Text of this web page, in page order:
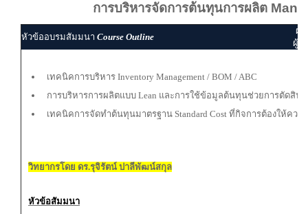
การบริหารจัดการต้นทุนการผลิต
หัวข้ออบรมสัมมนา Course Outline
ผู้
ผู้ส
เทคนิคการบริหาร Inventory Management / BOM / ABC
การบริหารการผลิตแบบ Lean และการใช้ข้อมูลต้นทุนช่วยการตัดสินใ
เทคนิคการจัดทำต้นทุนมาตรฐาน Standard Cost ที่กิจการต้องให้คว
วิทยากรโดย ดร.รุจิรัตน์ ปาลีพัฒน์สกุล
หัวข้อสัมมนา